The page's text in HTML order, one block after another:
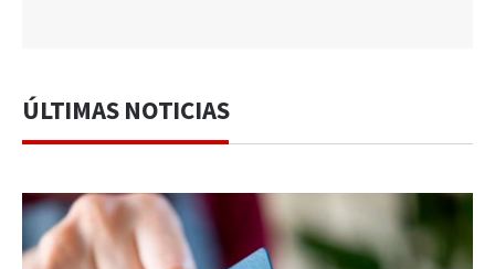
ÚLTIMAS NOTICIAS